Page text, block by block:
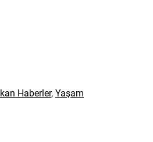
Haberler,Yaşam